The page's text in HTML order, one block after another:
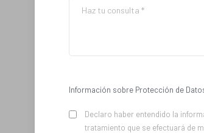
Información sobre Protección de
Declaro haber entendido la
tratamiento que se efectuará de